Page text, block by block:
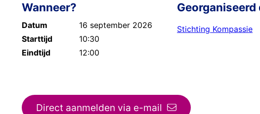
Wanneer?
Datum
16 september 2026
Starttijd
10:30
Eindtijd
12:00
Georganiseerd
Stichting Kompassie
Direct aanmelden via e-mail